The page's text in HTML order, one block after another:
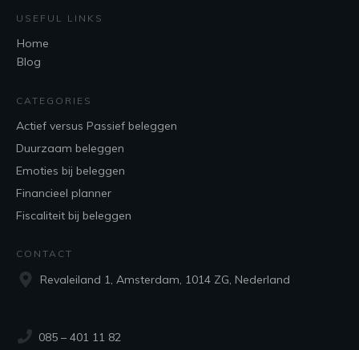
USEFUL LINKS
Home
Blog
CATEGORIES
Actief versus Passief beleggen
Duurzaam beleggen
Emoties bij beleggen
Financieel planner
Fiscaliteit bij beleggen
CONTACT
Revaleiland 1, Amsterdam, 1014 ZG, Nederland
085 – 401 11 82